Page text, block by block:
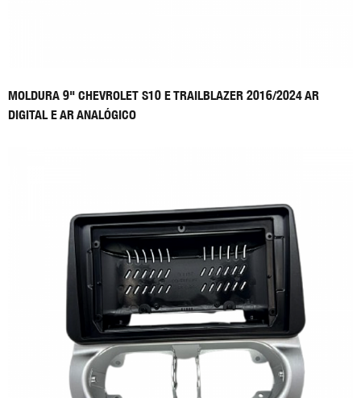
MOLDURA 9" CHEVROLET S10 E TRAILBLAZER 2016/2024 AR
DIGITAL E AR ANALÓGICO